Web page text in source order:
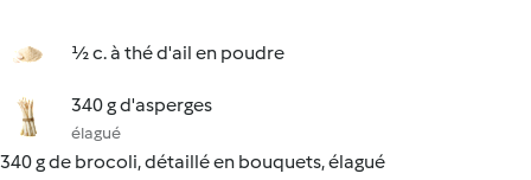
½ c. à thé d'ail en poudre
340 g d'asperges
élagué
340 g de brocoli, détaillé en bouquets, élagué